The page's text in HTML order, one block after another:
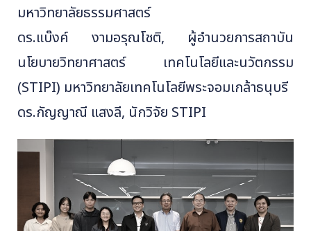
มหาวิทยาลัยธรรมศาสตร์
ดร.แบ๊งค์ งามอรุณโชติ, ผู้อำนวยการสถาบัน
นโยบายวิทยาศาสตร์ เทคโนโลยีและนวัตกรรม
(STIPI) มหาวิทยาลัยเทคโนโลยีพระจอมเกล้าธนุบรี
ดร.กัญญาณี แสงลี, นักวิจัย STIPI